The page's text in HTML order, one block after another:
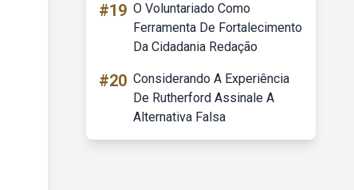
#19 O Voluntariado Como
Ferramenta De Fortalecimento
Da Cidadania Redação
#20 Considerando A Experiência
De Rutherford Assinale A
Alternativa Falsa